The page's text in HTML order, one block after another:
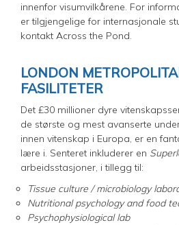
innenfor visumvilkårene. For
er tilgjengelige for internasjonale
kontakt Across the Pond.
LONDON
FASILITETER
Det £30 millioner dyre
de største og mest avanserte
innen vitenskap i Europa, er en
lære i. Senteret inkluderer en
arbeidsstasjoner, i tillegg til:
Tissue culture / microbiology
Nutritional psychology and food
Psychophysiological lab